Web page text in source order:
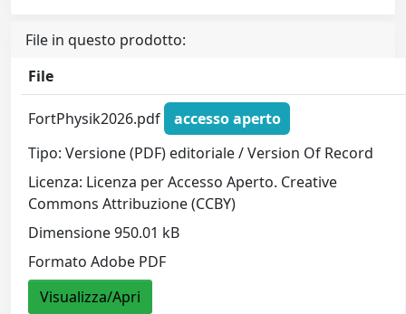
File in questo prodotto:
File
FortPhysik2026.pdf
accesso aperto
Tipo: Versione (PDF) editoriale / Version Of Record
Licenza: Licenza per Accesso Aperto. Creative
Commons Attribuzione (CCBY)
Dimensione 950.01 kB
Formato Adobe PDF
Visualizza/Apri